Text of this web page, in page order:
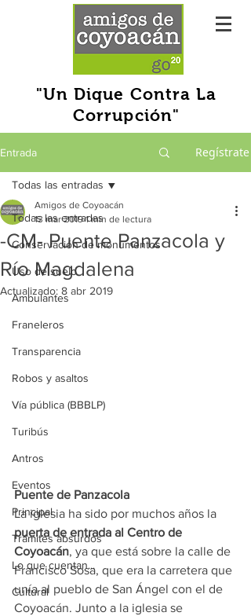
"Un Dique Contra La
Corrupción"
Entrada Regístrate
Todas las entradas
Conservación de monumentos
Uso de suelo
Ambulantes
Franeleros
Transparencia
Robos y asaltos
Vía pública (BBBLP)
Turibús
Antros
Eventos
Principal
Trámites absurdos
Lo que cuentan...
Cultural
Todas las entradas
-CM- Puente Panzacola y
Río Magdalena
Amigos de Coyoacán
13 mar 2019 1 min de lectura
Actualizado: 8 abr 2019
Puente de Panzacola
La iglesia ha sido por muchos años la
puerta de entrada al Centro de
Coyoacán, ya que está sobre la calle de
Francisco Sosa, que era la carretera que
unía al pueblo de San Ángel con el de
Coyoacán. Junto a la iglesia se